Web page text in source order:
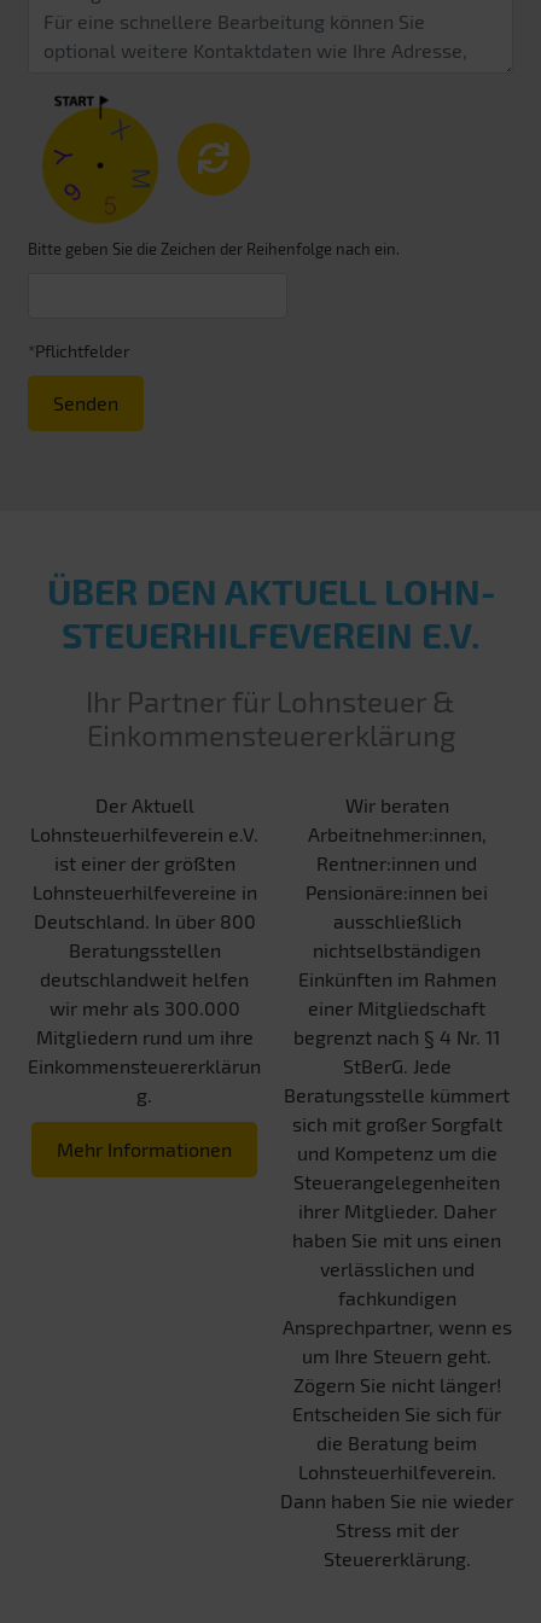
Bitte geben Sie die Zeichen der Reihenfolge nach ein.
*Pflichtfelder
Senden
ÜBER DEN AKTUELL LOHN­
STEUER­HILFE­VEREIN E.V.
Ihr Partner für Lohnsteuer &
Einkommensteuererklärung
Der Aktuell
Lohnsteuerhilfeverein e.V.
ist einer der größten
Lohnsteuerhilfevereine in
Deutschland. In über 800
Beratungsstellen
deutschlandweit helfen
wir mehr als 300.000
Mitgliedern rund um ihre
Einkommensteuererklärun
g.
Mehr Informationen
Wir beraten
Arbeitnehmer:innen,
Rentner:innen und
Pensionäre:innen bei
ausschließlich
nichtselbständigen
Einkünften im Rahmen
einer Mitgliedschaft
begrenzt nach § 4 Nr. 11
StBerG. Jede
Beratungsstelle kümmert
sich mit großer Sorgfalt
und Kompetenz um die
Steuerangelegenheiten
ihrer Mitglieder. Daher
haben Sie mit uns einen
verlässlichen und
fachkundigen
Ansprechpartner, wenn es
um Ihre Steuern geht.
Zögern Sie nicht länger!
Entscheiden Sie sich für
die Beratung beim
Lohnsteuerhilfeverein.
Dann haben Sie nie wieder
Stress mit der
Steuererklärung.